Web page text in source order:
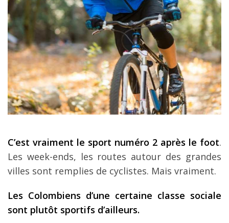
C’est vraiment le sport numéro 2 après le foot.
Les week-ends, les routes autour des grandes
villes sont remplies de cyclistes. Mais vraiment.
Les Colombiens d’une certaine classe sociale
sont plutôt sportifs d’ailleurs.